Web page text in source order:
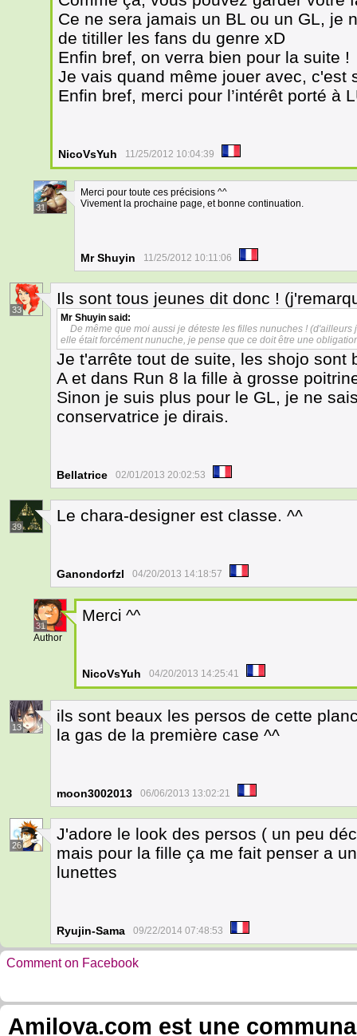
Ce ne sera jamais un BL ou un GL, je
de titiller les fans du genre xD
Enfin bref, on verra bien pour la suite !
Je vais quand même jouer avec, c'est
Enfin bref, merci pour l’intérêt porté à
NicoVsYuh 11/25/2012 10:04:39
31
Merci pour toute ces précisions ^^
Vivement la prochaine page, et bonne continuation.
Mr Shuyin 11/25/2012 10:11:06
33
Ils sont tous jeunes dit donc !
Mr Shuyin said:
De même que moi aussi je déteste les filles nunuches !
elle était forcément nunuche, je pense que ce doit être une
Je t'arrête tout de suite, les shojo sont
A et dans Run 8 la fille à grosse
Sinon je suis plus pour le GL, je ne
conservatrice je dirais.
Bellatrice 02/01/2013 20:02:53
39
Le chara-designer est classe. ^^
Ganondorfzl 04/20/2013 14:18:57
31
Author
Merci ^^
NicoVsYuh 04/20/2013 14:25:41
13
ils sont beaux les persos de cette
la gas de la première case ^^
moon3002013 06/06/2013 13:02:21
26
J'adore le look des persos ( un peu
mais pour la fille ça me fait penser a
lunettes
Ryujin-Sama 09/22/2014 07:48:53
Comment on Facebook
Amilova.com est une